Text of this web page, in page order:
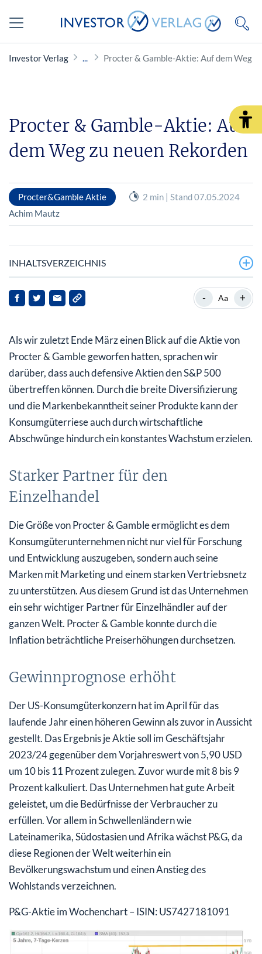
Investor Verlag Procter & Gamble-Aktie: Auf dem Weg
Procter & Gamble-Aktie: Auf
dem Weg zu neuen Rekorden
Procter&Gamble Aktie
2 min | Stand 07.05.2024
Achim Mautz
INHALTSVERZEICHNIS
Starker Partner für den Einzelhandel
Bewertung und charttechnischer Blick
Fazit
- Aa +
Als wir zuletzt Ende März einen Blick auf die Aktie von
Procter & Gamble geworfen hatten, sprachen wir
darüber, dass auch defensive Aktien den S&P 500
übertreffen können. Durch die breite Diversifizierung
und die Markenbekanntheit seiner Produkte kann der
Konsumgüterriese auch durch wirtschaftliche
Abschwünge hindurch ein konstantes Wachstum erzielen.
Starker Partner für den
Einzelhandel
Die Größe von Procter & Gamble ermöglicht es dem
Konsumgüterunternehmen nicht nur viel für Forschung
und Entwicklung auszugeben, sondern auch seine
Marken mit Marketing und einem starken Vertriebsnetz
zu unterstützen. Aus diesem Grund ist das Unternehmen
ein sehr wichtiger Partner für Einzelhändler auf der
ganzen Welt. Procter & Gamble konnte durch die
Inflation beträchtliche Preiserhöhungen durchsetzen.
Gewinnprognose erhöht
Der US-Konsumgüterkonzern hat im April für das
laufende Jahr einen höheren Gewinn als zuvor in Aussicht
gestellt. Das Ergebnis je Aktie soll im Geschäftsjahr
2023/24 gegenüber dem Vorjahreswert von 5,90 USD
um 10 bis 11 Prozent zulegen. Zuvor wurde mit 8 bis 9
Prozent kalkuliert. Das Unternehmen hat gute Arbeit
geleistet, um die Bedürfnisse der Verbraucher zu
erfüllen. Vor allem in Schwellenländern wie
Lateinamerika, Südostasien und Afrika wächst P&G, da
diese Regionen der Welt weiterhin ein
Bevölkerungswachstum und einen Anstieg des
Wohlstands verzeichnen.
P&G-Aktie im Wochenchart – ISIN: US7427181091